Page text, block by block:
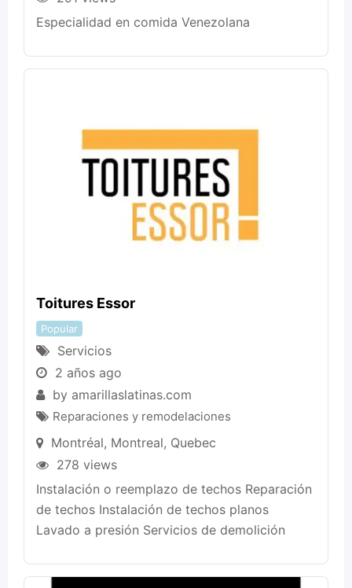
Especialidad en comida Venezolana
Toitures Essor
Popular
Servicios
2 años ago
by amarillaslatinas.com
Reparaciones y remodelaciones
Montréal, Montreal, Quebec
278 views
Instalación o reemplazo de techos Reparación
de techos Instalación de techos planos
Lavado a presión Servicios de demolición